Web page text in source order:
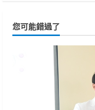
您可能錯過了